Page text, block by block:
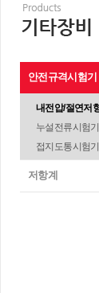
안전규격시험기
내전압/절연저
누설전류시험기
접지도통시험기
저항계